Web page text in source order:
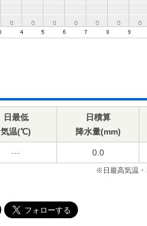
日最低
気温(℃)
日積算
降水量(mm)
--- 0.0
※日最高気温・